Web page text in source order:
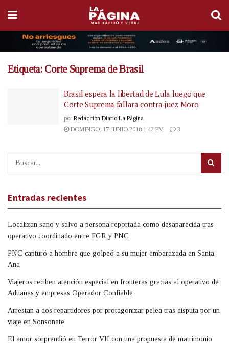
Etiqueta: Corte Suprema de Brasil
Brasil espera la libertad de Lula luego que
Corte Suprema fallara contra juez Moro
por Redacción Diario La Página
DOMINGO, 17 JUNIO 2018 1:42 PM
3
Entradas recientes
Localizan sano y salvo a persona reportada como desaparecida tras
operativo coordinado entre FGR y PNC
PNC capturó a hombre que golpeó a su mujer embarazada en Santa
Ana
Viajeros reciben atención especial en fronteras gracias al operativo de
Aduanas y empresas Operador Confiable
Arrestan a dos repartidores por protagonizar pelea tras disputa por un
viaje en Sonsonate
El amor sorprendió en Terror VII con una propuesta de matrimonio